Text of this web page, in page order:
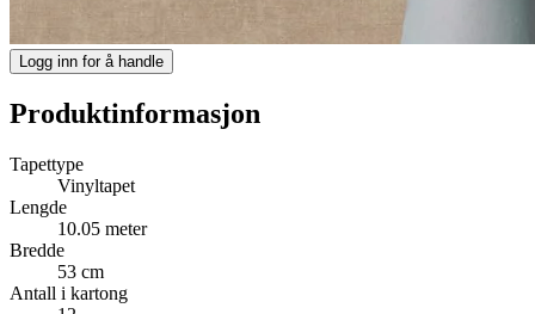
Logg inn for å handle
Produktinformasjon
Tapettype
Vinyltapet
Lengde
10.05 meter
Bredde
53 cm
Antall i kartong